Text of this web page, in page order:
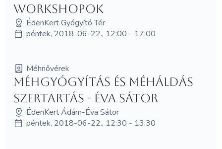
workshopok
ÉdenKert Gyógyító Tér
péntek, 2018-06-22., 12:00 - 17:00
Méhnővérek
Méhgyógyítás és MéhÁldás
szertartás - Éva Sátor
ÉdenKert Ádám-Éva Sátor
péntek, 2018-06-22., 12:30 - 13:30